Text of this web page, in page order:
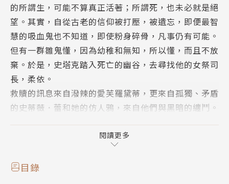
的所謂生，可能不算真正活著；所謂死，也未必就是絕
望。其實，自從古老的信仰被打壓，被遺忘，即便最智
慧的吸血鬼也不知道，即使粉身碎骨，凡事仍有可能。
但有一群雛鬼懂，因為幼稚和無知，所以懂，而且不放
棄。於是，史塔克踏入死亡的幽谷，去尋找他的女祭司
長，柔依。
救贖的訊息來自潑辣的愛芙羅黛蒂，更來自孤獨、矛盾
的史蒂薇．蕾和她的仿人鴉，來自他們與黑暗的纏鬥。
麼？是青春一夕之間蒼老了？是終於懂得愛，卻不能在
一起？是不知道怎樣真誠面對自己，面對所愛？或者，
原來這就是黑暗與光亮永恆的爭戰，在我們的內心？
閱讀更多
目錄